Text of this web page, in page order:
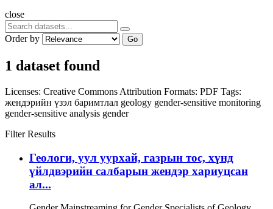
close
Order by Go
1 dataset found
Licenses: Creative Commons Attribution Formats: PDF Tags:
жендэрийн үзэл баримтлал geology gender-sensitive monitoring
gender-sensitive analysis gender
Filter Results
Геологи, уул уурхай, газрын тос, хүнд
үйлдвэрийн салбарын жендэр хариуцсан
ал...